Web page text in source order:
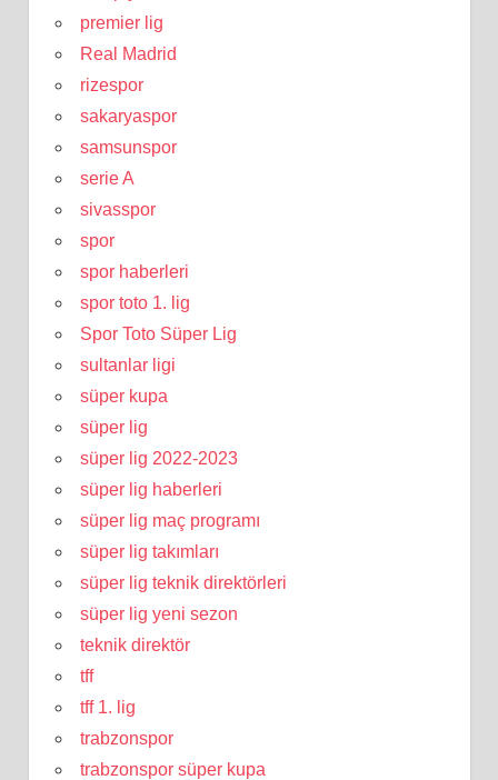
premier lig
Real Madrid
rizespor
sakaryaspor
samsunspor
serie A
sivasspor
spor
spor haberleri
spor toto 1. lig
Spor Toto Süper Lig
sultanlar ligi
süper kupa
süper lig
süper lig 2022-2023
süper lig haberleri
süper lig maç programı
süper lig takımları
süper lig teknik direktörleri
süper lig yeni sezon
teknik direktör
tff
tff 1. lig
trabzonspor
trabzonspor süper kupa